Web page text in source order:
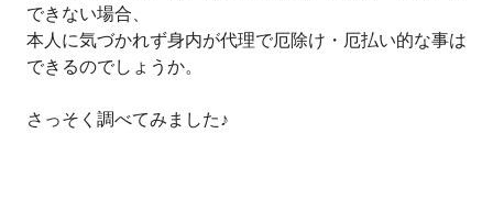
できない場合、
本人に気づかれず身内が代理で厄除け・厄払い的な事は
できるのでしょうか。
さっそく調べてみました♪